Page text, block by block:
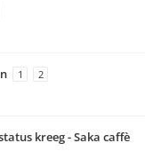
1 2
kreeg - Saka caffè